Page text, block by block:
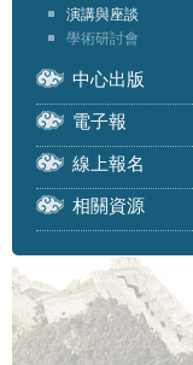
演講與座談
學術研討會
中心出版
電子報
線上報名
相關資源